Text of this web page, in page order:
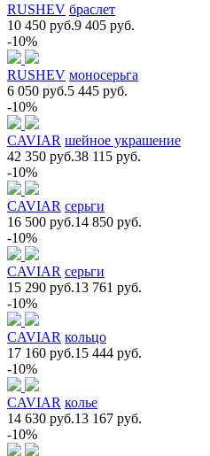
RUSHEV браслет
10 450 руб.9 405 руб.
-10%
RUSHEV моносерьга
6 050 руб.5 445 руб.
-10%
CAVIAR шейное украшение
42 350 руб.38 115 руб.
-10%
CAVIAR серьги
16 500 руб.14 850 руб.
-10%
CAVIAR серьги
15 290 руб.13 761 руб.
-10%
CAVIAR кольцо
17 160 руб.15 444 руб.
-10%
CAVIAR колье
14 630 руб.13 167 руб.
-10%